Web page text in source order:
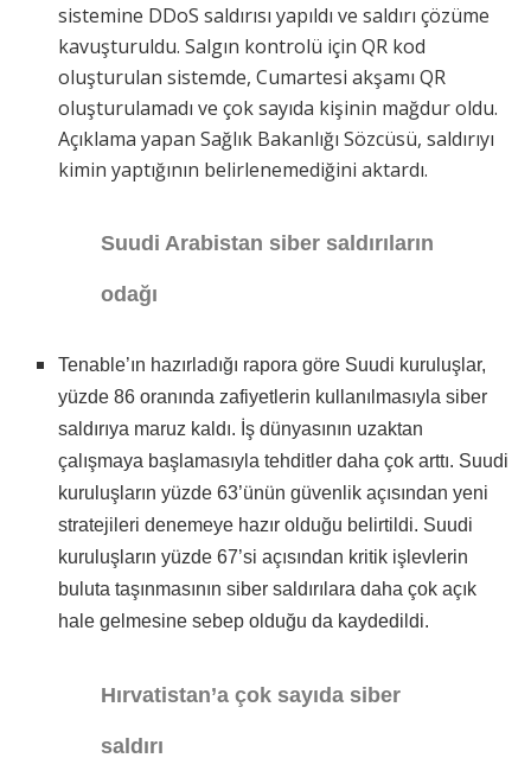
sistemine DDoS saldırısı yapıldı ve saldırı çözüme
kavuşturuldu. Salgın kontrolü için QR kod
oluşturulan sistemde, Cumartesi akşamı QR
oluşturulamadı ve çok sayıda kişinin mağdur oldu.
Açıklama yapan Sağlık Bakanlığı Sözcüsü, saldırıyı
kimin yaptığının belirlenemediğini aktardı.
Suudi Arabistan siber saldırıların
odağı
Tenable’ın hazırladığı rapora göre Suudi kuruluşlar,
yüzde 86 oranında zafiyetlerin kullanılmasıyla siber
saldırıya maruz kaldı. İş dünyasının uzaktan
çalışmaya başlamasıyla tehditler daha çok arttı. Suudi
kuruluşların yüzde 63’ünün güvenlik açısından yeni
stratejileri denemeye hazır olduğu belirtildi. Suudi
kuruluşların yüzde 67’si açısından kritik işlevlerin
buluta taşınmasının siber saldırılara daha çok açık
hale gelmesine sebep olduğu da kaydedildi.
Hırvatistan’a çok sayıda siber
saldırı